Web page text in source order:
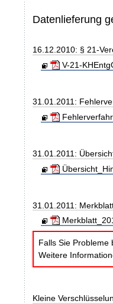
Datenlieferung
16.12.2010: § 21-
V-21-
31.01.2011:
31.01.2011:
31.01.2011:
Falls Sie Probleme
Weitere
Kleine